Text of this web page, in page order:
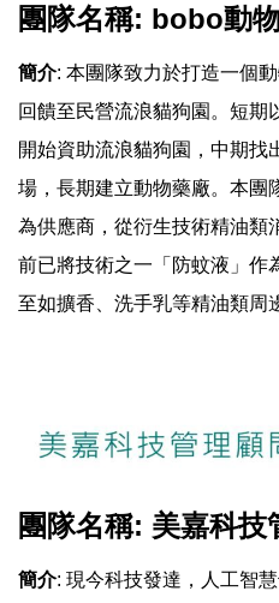
團隊名稱: bobo動
簡介: 本團隊致力於打造一個
回饋至民營流浪貓狗園。短期
開始資助流浪貓狗園，中期找
場，長期建立動物藥廠。本團
為供應商，從衍生技術精油類
前已將技術之一「防蚊液」作
至如擴香、洗手乳等精油類周
團隊名稱: 美嘉科技
簡介: 現今科技發達，人工智